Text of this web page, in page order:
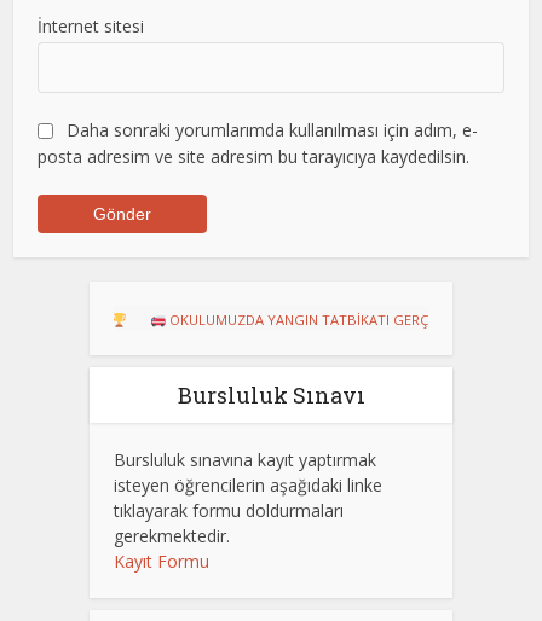
İnternet sitesi
Daha sonraki yorumlarımda kullanılması için adım, e-
posta adresim ve site adresim bu tarayıcıya kaydedilsin.
OKULUMUZDA YANGIN TATBİKATI GERÇEKLEŞTİRİLDİ
Bursluluk Sınavı
Bursluluk sınavına kayıt yaptırmak
isteyen öğrencilerin aşağıdaki linke
tıklayarak formu doldurmaları
gerekmektedir.
Kayıt Formu